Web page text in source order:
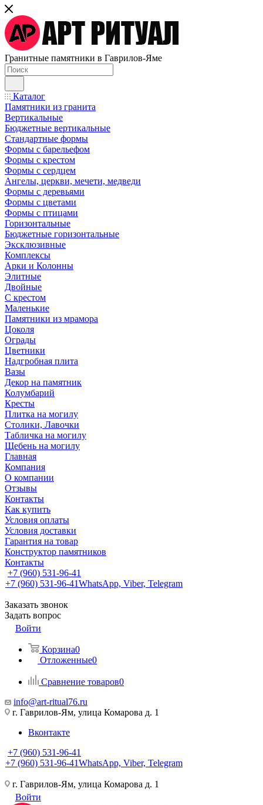
Гранитные памятники в Гаврилов-Яме
Каталог
Памятники из гранита
Вертикальные
Бюджетные вертикальные
Стандартные формы
Формы с барельефом
Формы с крестом
Формы с сердцем
Ангелы, церкви, мечети, медведи
Формы с деревьями
Формы с цветами
Формы с птицами
Горизонтальные
Бюджетные горизонтальные
Эксклюзивные
Комплексы
Арки и Колонны
Элитные
Двойные
С крестом
Маленькие
Памятники из мрамора
Цоколя
Ограды
Цветники
Надгробная плита
Вазы
Декор на памятник
Колумбарий
Кресты
Плитка на могилу
Столики, Лавочки
Табличка на могилу
Щебень на могилу
Главная
Компания
О компании
Отзывы
Контакты
Как купить
Условия оплаты
Условия доставки
Гарантия на товар
Конструктор памятников
Контакты
+7 (960) 531-96-41
+7 (960) 531-96-41WhatsApp, Viber, Telegram
Заказать звонок
Задать вопрос
Войти
Корзина0
Отложенные0
Сравнение товаров0
info@art-ritual76.ru
г. Гаврилов-Ям, улица Комарова д. 1
Вконтакте
+7 (960) 531-96-41
+7 (960) 531-96-41WhatsApp, Viber, Telegram
г. Гаврилов-Ям, улица Комарова д. 1
Войти